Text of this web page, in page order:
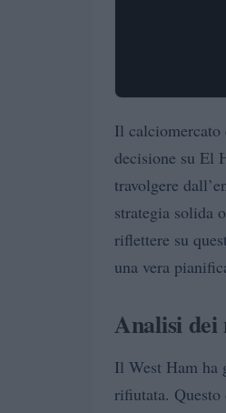
Il calciomercato
decisione su El
travolgere
strategia solida
riflettere su
una vera
Analisi dei
Il West Ham ha
rifiutata.